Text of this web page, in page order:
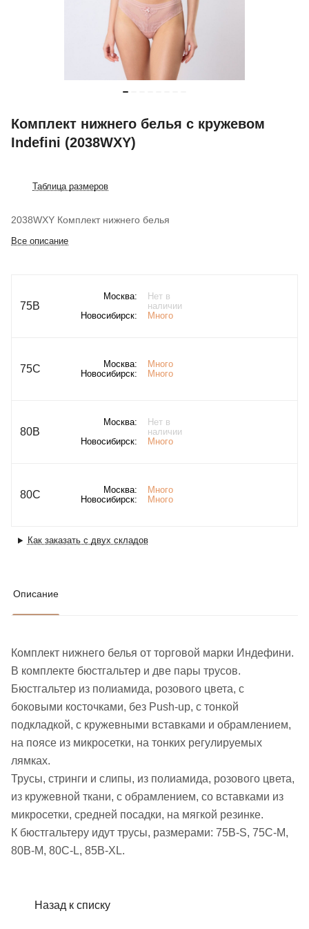
Комплект нижнего белья с кружевом
Indefini (2038WXY)
Таблица размеров
2038WXY Комплект нижнего белья
Все описание
75B
Москва:
Нет в
наличии
Новосибирск:
Много
75C Москва:
Много
Новосибирск:
Много
80B
Москва:
Нет в
наличии
Новосибирск:
Много
80C Москва:
Много
Новосибирск:
Много
Как заказать с двух складов
Описание
Комплект нижнего белья от торговой марки Индефини.
В комплекте бюстгальтер и две пары трусов.
Бюстгальтер из полиамида, розового цвета, с
боковыми косточками, без Push-up, с тонкой
подкладкой, с кружевными вставками и обрамлением,
на поясе из микросетки, на тонких регулируемых
лямках.
Трусы, стринги и слипы, из полиамида, розового цвета,
из кружевной ткани, с обрамлением, со вставками из
микросетки, средней посадки, на мягкой резинке.
К бюстгальтеру идут трусы, размерами: 75B-S, 75C-M,
80B-M, 80C-L, 85B-XL.
Назад к списку